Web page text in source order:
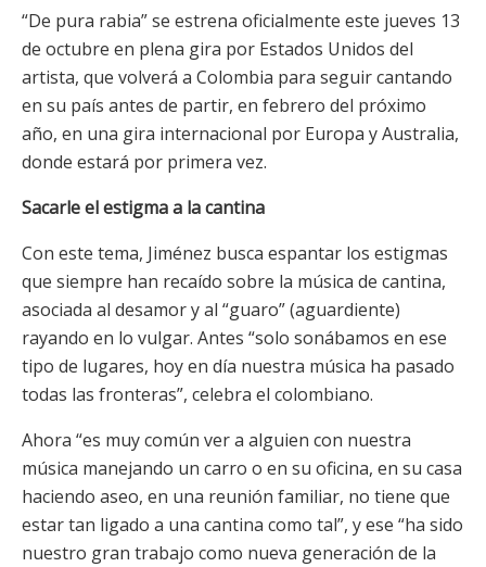
“De pura rabia” se estrena oficialmente este jueves 13
de octubre en plena gira por Estados Unidos del
artista, que volverá a Colombia para seguir cantando
en su país antes de partir, en febrero del próximo
año, en una gira internacional por Europa y Australia,
donde estará por primera vez.
Sacarle el estigma a la cantina
Con este tema, Jiménez busca espantar los estigmas
que siempre han recaído sobre la música de cantina,
asociada al desamor y al “guaro” (aguardiente)
rayando en lo vulgar. Antes “solo sonábamos en ese
tipo de lugares, hoy en día nuestra música ha pasado
todas las fronteras”, celebra el colombiano.
Ahora “es muy común ver a alguien con nuestra
música manejando un carro o en su oficina, en su casa
haciendo aseo, en una reunión familiar, no tiene que
estar tan ligado a una cantina como tal”, y ese “ha sido
nuestro gran trabajo como nueva generación de la